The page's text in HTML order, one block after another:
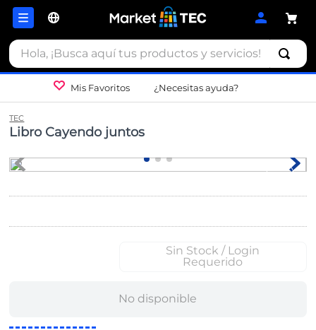
Hola, ¡Busca aquí tus productos y servicios!
Mis Favoritos ¿Necesitas ayuda?
TEC
Libro Cayendo juntos
Sin Stock / Login
Requerido
No disponible